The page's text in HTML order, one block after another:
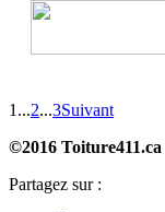
1...2...3Suivant
©2016 Toiture411.ca
Partagez sur :